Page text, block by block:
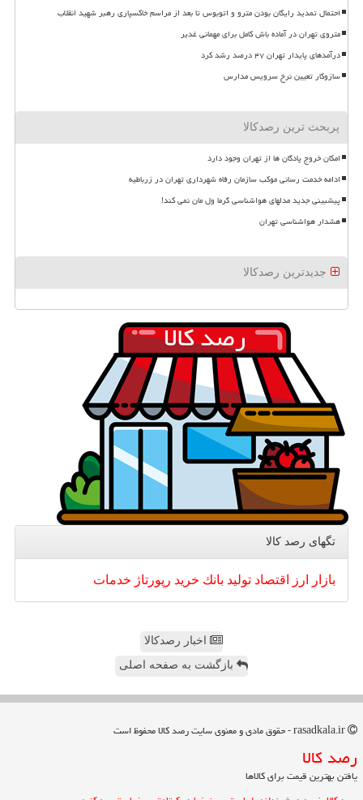
احتمال تمدید رایگان بودن مترو و اتوبوس تا بعد از مراسم خاکسپاری رهبر شهید انقلاب
متروی تهران در آماده باش کامل برای مهمانی غدیر
درآمدهای پایدار تهران ۴۷ درصد رشد کرد
سازوکار تعیین نرخ سرویس مدارس
پربحث ترین رصدکالا
امکان خروج پادگان ها از تهران وجود دارد
ادامه خدمت رسانی موکب سازمان رفاه شهرداری تهران در زرباطیه
پیشبینی جدید مدلهای هواشناسی گرما ول مان نمی کند!
هشدار هواشناسی تهران
جدیدترین رصدکالا
تگهای رصد كالا
بازار ارز اقتصاد تولید بانك خرید رپورتاژ خدمات
اخبار رصدکالا
بازگشت به صفحه اصلی
رصد كالا
یافتن بهترین قیمت برای کالاها